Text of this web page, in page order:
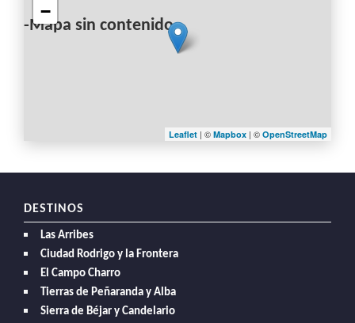
-Mapa sin contenido-
−
Leaflet | © Mapbox | © OpenStreetMap
DESTINOS
Las Arribes
Ciudad Rodrigo y la Frontera
El Campo Charro
Tierras de Peñaranda y Alba
Sierra de Béjar y Candelario